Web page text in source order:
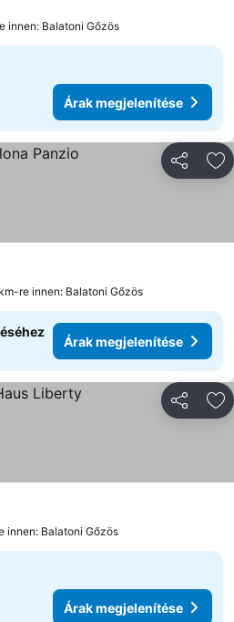
innen: Balatoni Gőzös
Árak megjelenítése
re innen: Balatoni Gőzös
Árak megjelenítése
innen: Balatoni Gőzös
Árak megjelenítése